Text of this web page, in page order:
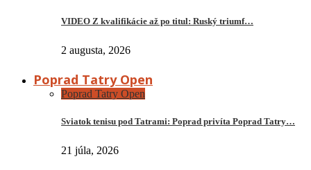
VIDEO Z kvalifikácie až po titul: Ruský triumf…
2 augusta, 2026
Poprad Tatry Open
Poprad Tatry Open
Sviatok tenisu pod Tatrami: Poprad privíta Poprad Tatry…
21 júla, 2026